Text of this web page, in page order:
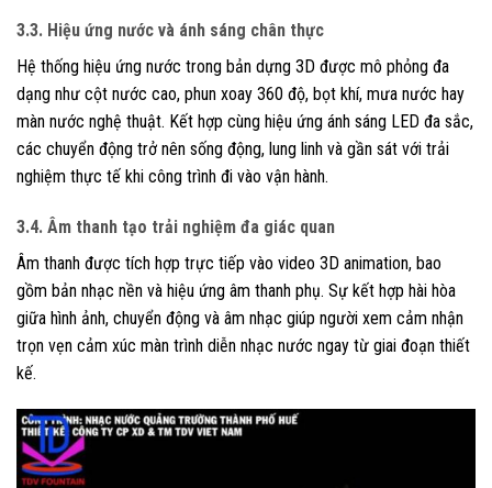
3.3. Hiệu ứng nước và ánh sáng chân thực
Hệ thống hiệu ứng nước trong bản dựng 3D được mô phỏng đa
dạng như cột nước cao, phun xoay 360 độ, bọt khí, mưa nước hay
màn nước nghệ thuật. Kết hợp cùng hiệu ứng ánh sáng LED đa sắc,
các chuyển động trở nên sống động, lung linh và gần sát với trải
nghiệm thực tế khi công trình đi vào vận hành.
3.4. Âm thanh tạo trải nghiệm đa giác quan
Âm thanh được tích hợp trực tiếp vào video 3D animation, bao
gồm bản nhạc nền và hiệu ứng âm thanh phụ. Sự kết hợp hài hòa
giữa hình ảnh, chuyển động và âm nhạc giúp người xem cảm nhận
trọn vẹn cảm xúc màn trình diễn nhạc nước ngay từ giai đoạn thiết
kế.